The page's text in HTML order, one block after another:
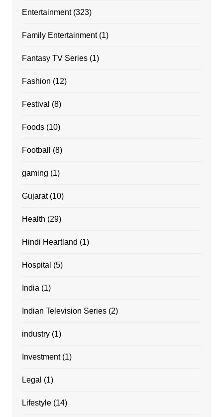
Entertainment(323)
Family Entertainment(1)
Fantasy TV Series(1)
Fashion (12)
Festival (8)
Foods(10)
Football (8)
gaming (1)
Gujarat(10)
Health (29)
Hindi Heartland (1)
Hospital (5)
India (1)
Indian Television Series(2)
industry(1)
Investment(1)
Legal (1)
Lifestyle(14)